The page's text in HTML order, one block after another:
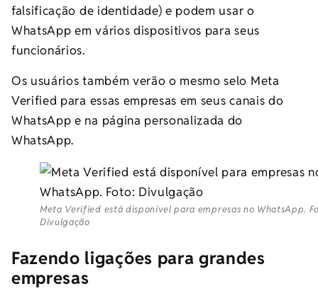
falsificação de identidade) e podem usar o
WhatsApp em vários dispositivos para seus
funcionários.
Os usuários também verão o mesmo selo Meta
Verified para essas empresas em seus canais do
WhatsApp e na página personalizada do
WhatsApp.
Meta Verified está disponível para empresas no WhatsApp.
Divulgação
Fazendo ligações para grandes
empresas